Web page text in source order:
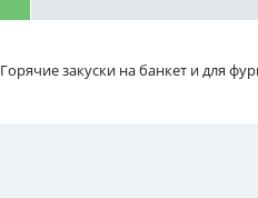
Горячие закуски на банкет и для